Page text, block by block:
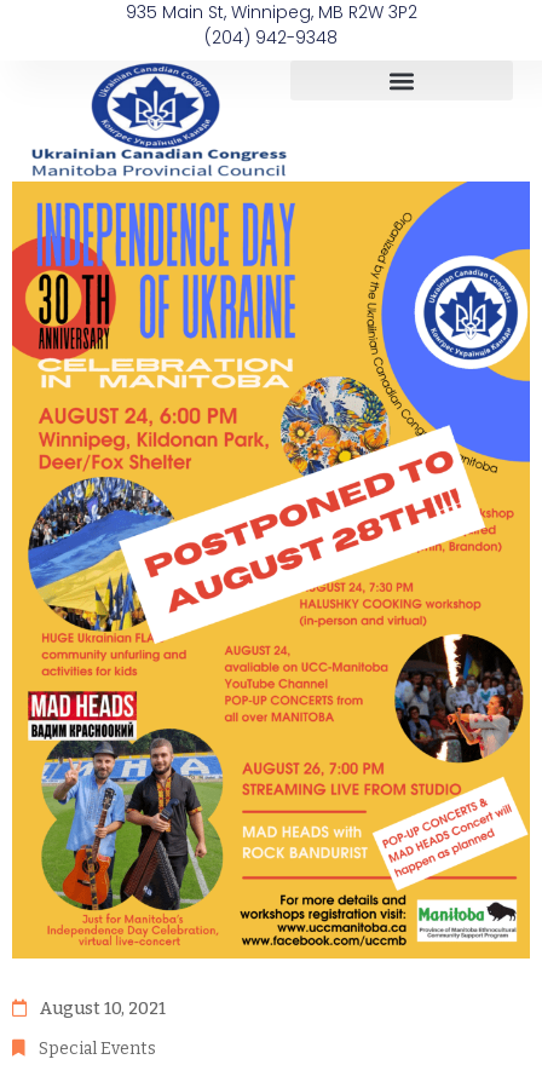
935 Main St, Winnipeg, MB R2W 3P2
(204) 942-9348
August 10, 2021
Special Events